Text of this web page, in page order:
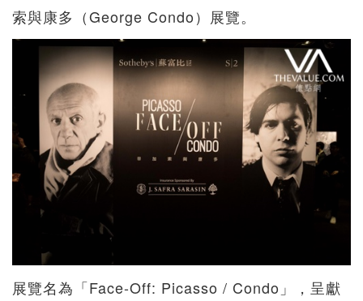
索與康多（George Condo）展覽。
展覽名為「Face-Off: Picasso / Condo」，呈獻